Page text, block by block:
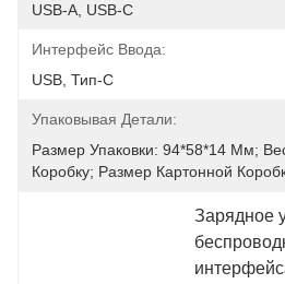
USB-A, USB-C
Интерфейс Ввода:
USB, Тип-С
Упаковывая Детали:
Размер Упаковки: 94*58*14 Мм;
Коробку; Размер Картонной
Зарядное